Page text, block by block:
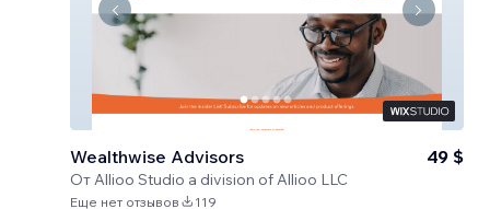
Wealthwise Advisors
ОтAllioo Studio a division of Allioo LLC
49 $
Еще нет отзывов 119